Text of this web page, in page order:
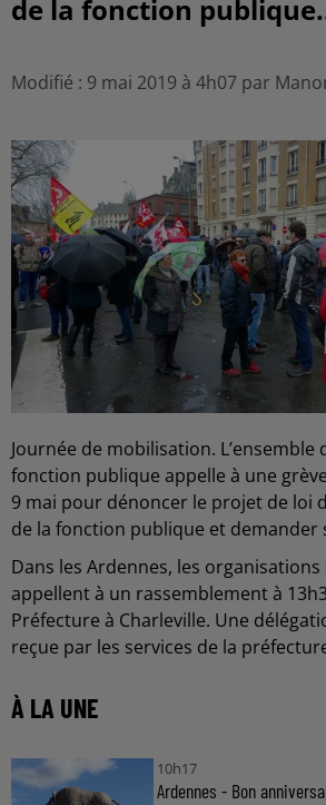
de la fonction
Modifié : 9 mai 2019 à 4h07 par
Journée de mobilisation. L’ensemble
fonction publique appelle à une
9 mai pour dénoncer le projet de loi
de la fonction publique et demander
Dans les Ardennes, les organisations
appellent à un rassemblement à
Préfecture à Charleville. Une
reçue par les services de la
À LA UNE
10h17
Ardennes - Bon